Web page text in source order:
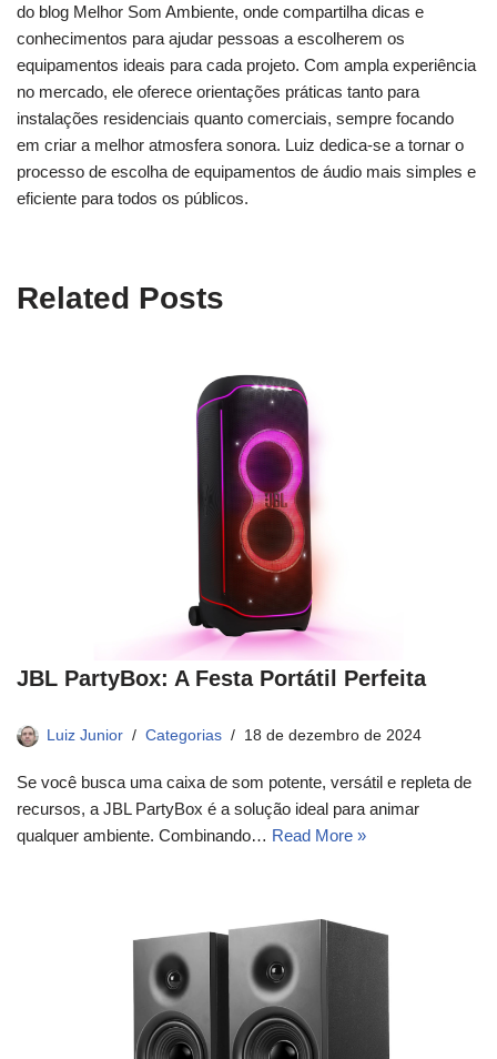
do blog Melhor Som Ambiente, onde compartilha dicas e
conhecimentos para ajudar pessoas a escolherem os
equipamentos ideais para cada projeto. Com ampla experiência
no mercado, ele oferece orientações práticas tanto para
instalações residenciais quanto comerciais, sempre focando
em criar a melhor atmosfera sonora. Luiz dedica-se a tornar o
processo de escolha de equipamentos de áudio mais simples e
eficiente para todos os públicos.
Related Posts
JBL PartyBox: A Festa Portátil Perfeita
Luiz Junior Categorias 18 de dezembro de 2024
Se você busca uma caixa de som potente, versátil e repleta de
recursos, a JBL PartyBox é a solução ideal para animar
qualquer ambiente. Combinando… Read More »